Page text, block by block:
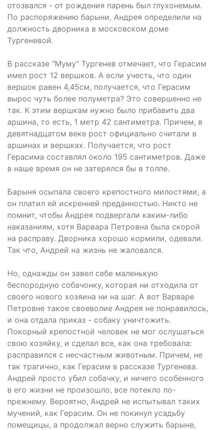
отозвался - от рождения парень был глухонемым.
По распоряжению барыни, Андрея определили на
должность дворника в московском доме
Тургеневой.
В рассказе "Муму" Тургенев отмечает, что Герасим
имел рост 12 вершков. А если учесть, что один
вершок равен 4,45см, получается, что Герасим
вырос чуть более полуметра? Это совершенно не
так. К этим вершкам нужно было прибавить два
аршина, то есть, 1 метр 42 сантиметра. Причем, в
девятнадцатом веке рост официально считали в
аршинах и вершках. Получается, что рост
Герасима составлял около 195 сантиметров. Даже
в наше время он не затерялся бы в толпе.
Барыня осыпала своего крепостного милостями, а
он платил ей искренней преданностью. Никто не
помнит, чтобы Андрея подвергали каким-либо
наказаниям, хотя Варвара Петровна была скорой
на расправу. Дворника хорошо кормили, одевали.
Так что, Андрей на жизнь не жаловался.
Но, однажды он завел себе маленькую
беспородную собачонку, которая ни отходила от
своего нового хозяина ни на шаг. А вот Варваре
Петровне такое своеволие Андрея не понравилось,
и она отдала приказ - собаку уничтожить.
Покорный крепостной человек не мог ослушаться
свою хозяйку, и сделал все, как она требовала:
расправился с несчастным животным. Причем, не
так трагично, как Герасим в рассказе Тургенева.
Андрей просто убил собачку, и ничего особенного
в его жизни не произошло, все потекло по-
прежнему. Вероятно, Андрей не испытывал таких
мучений, как Герасим. Он не покинул усадьбу
помещицы, а продолжал верно служить барыне,